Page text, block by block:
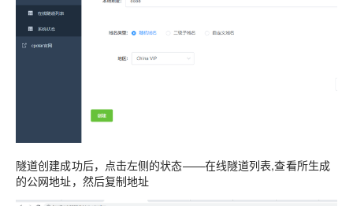
隧道创建成功后，点击左侧的状态——在线隧道列表,查看所生成
的公网地址，然后复制地址